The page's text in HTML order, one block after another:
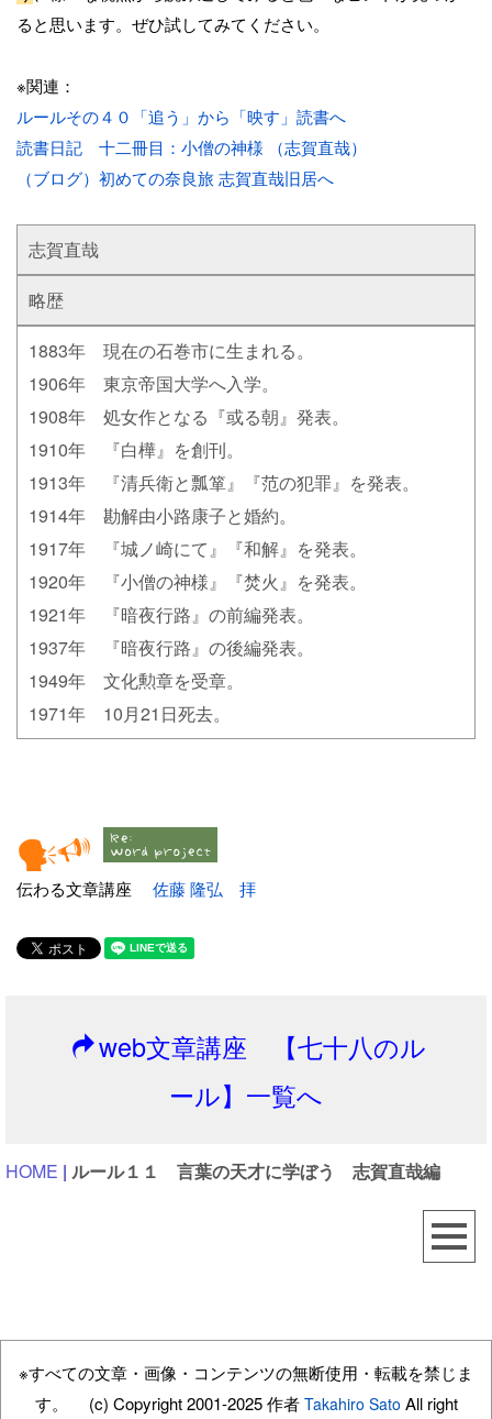
ると思います。ぜひ試してみてください。
※関連：
ルールその４０「追う」から「映す」読書へ
読書日記 十二冊目：小僧の神様 （志賀直哉）
（ブログ）初めての奈良旅 志賀直哉旧居へ
志賀直哉
略歴
1883年 現在の石巻市に生まれる。
1906年 東京帝国大学へ入学。
1908年 処女作となる『或る朝』発表。
1910年 『白樺』を創刊。
1913年 『清兵衛と瓢箪』『范の犯罪』を発表。
1914年 勘解由小路康子と婚約。
1917年 『城ノ崎にて』『和解』を発表。
1920年 『小僧の神様』『焚火』を発表。
1921年 『暗夜行路』の前編発表。
1937年 『暗夜行路』の後編発表。
1949年 文化勲章を受章。
1971年 10月21日死去。
伝わる文章講座 佐藤 隆弘 拝
web文章講座 【七十八のル
ール】一覧へ
HOME | ルール１１ 言葉の天才に学ぼう 志賀直哉編
※すべての文章・画像・コンテンツの無断使用・転載を禁じま
す。
(c) Copyright 2001-2025 作者 Takahiro Sato All right